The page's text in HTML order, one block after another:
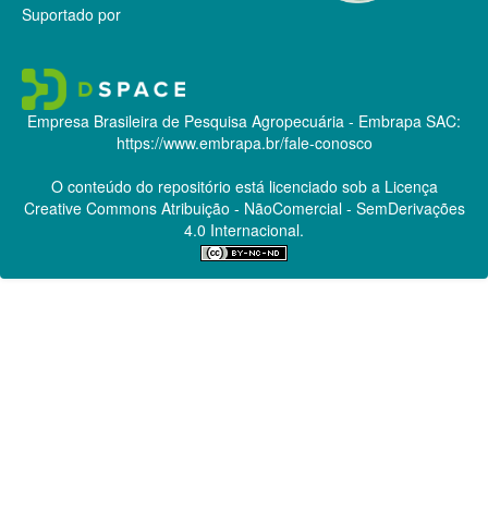
Suportado por
Empresa Brasileira de Pesquisa Agropecuária - Embrapa SAC:
https://www.embrapa.br/fale-conosco
O conteúdo do repositório está licenciado sob a Licença
Creative CommonsAtribuição - NãoComercial - SemDerivações
4.0 Internacional.